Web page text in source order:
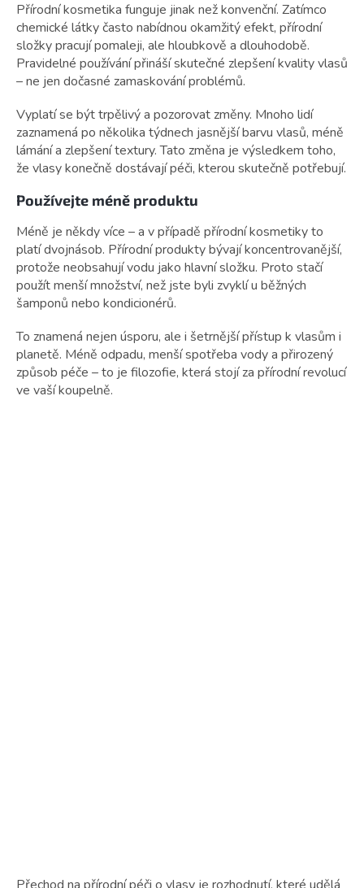
Přírodní kosmetika funguje jinak než konvenční. Zatímco
chemické látky často nabídnou okamžitý efekt, přírodní
složky pracují pomaleji, ale hloubkově a dlouhodobě.
Pravidelné používání přináší skutečné zlepšení kvality vlasů
– ne jen dočasné zamaskování problémů.
Vyplatí se být trpělivý a pozorovat změny. Mnoho lidí
zaznamená po několika týdnech jasnější barvu vlasů, méně
lámání a zlepšení textury. Tato změna je výsledkem toho,
že vlasy konečně dostávají péči, kterou skutečně potřebují.
Používejte méně produktu
Méně je někdy více – a v případě přírodní kosmetiky to
platí dvojnásob. Přírodní produkty bývají koncentrovanější,
protože neobsahují vodu jako hlavní složku. Proto stačí
použít menší množství, než jste byli zvyklí u běžných
šamponů nebo kondicionérů.
To znamená nejen úsporu, ale i šetrnější přístup k vlasům i
planetě. Méně odpadu, menší spotřeba vody a přirozený
způsob péče – to je filozofie, která stojí za přírodní revolucí
ve vaší koupelně.